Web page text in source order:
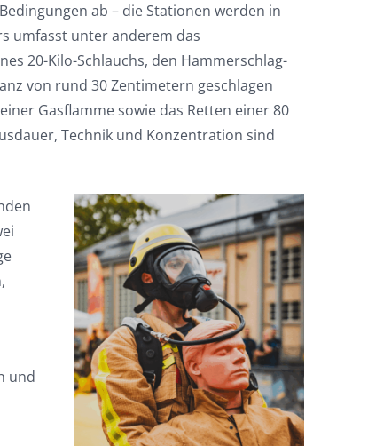
ab – die Stationen werden in
umfasst unter anderem das
20-Kilo-Schlauchs, den Hammerschlag-
von rund 30 Zentimetern geschlagen
Gasflamme sowie das Retten einer 80
Technik und Konzentration sind
und